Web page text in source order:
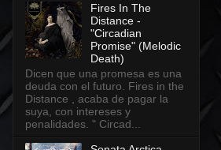
Fires In The
Distance -
"Circadian
Promise" (Melodic
Death)
Dicen que una promesa es una
deuda con el futuro. Fires in the
Distance , acaba de pagar la
suya, con intereses y
penalidades. " Circad...